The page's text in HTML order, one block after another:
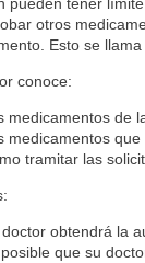
otros
Esto se
conoce:
medicamentos de
medicamentos
tramitar las
doctor obtendrá la
que su